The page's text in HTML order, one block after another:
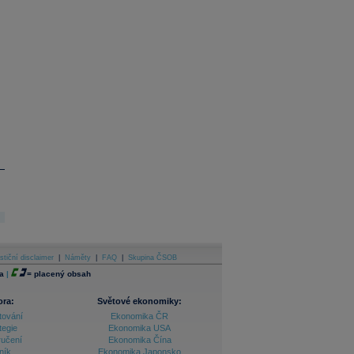
disclaimer Náměty FAQ Skupina ČSOB
| = placený obsah
Světové ekonomiky:
Ekonomika ČR
Ekonomika USA
Ekonomika Čína
Ekonomika Japonsko